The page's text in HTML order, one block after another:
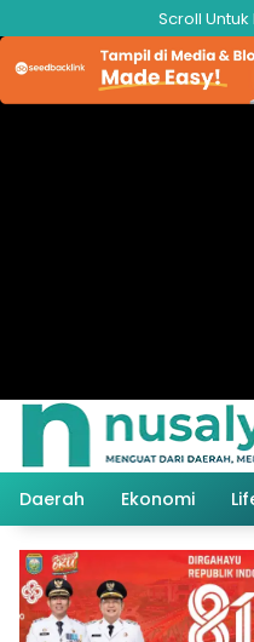
ke
konten
Scroll
Daerah Ekonomi